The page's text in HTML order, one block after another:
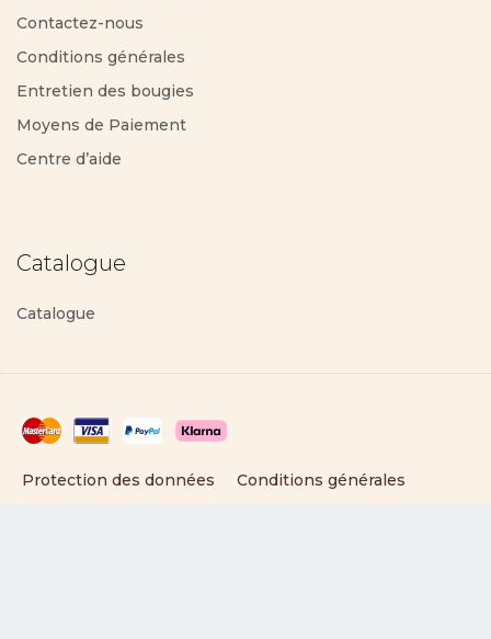
Contactez-nous
Conditions générales
Entretien des bougies
Moyens de Paiement
Centre d’aide
Catalogue
Catalogue
Protection des données Conditions générales